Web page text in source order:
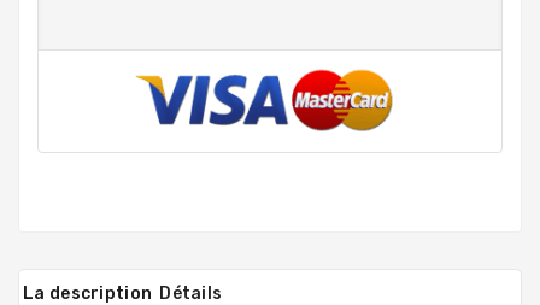
La description Détails